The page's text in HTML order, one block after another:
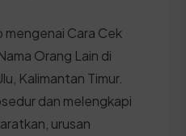
mengenai Cara Cek
Orang Lain di
Kalimantan Timur.
dan melengkapi
urusan